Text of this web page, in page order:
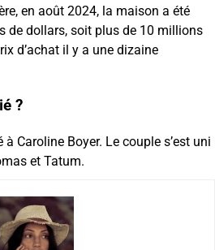
en août 2024, la maison a été
de dollars, soit plus de 10 millions
d’achat il y a une dizaine
?
à Caroline Boyer. Le couple s’est uni
et Tatum.